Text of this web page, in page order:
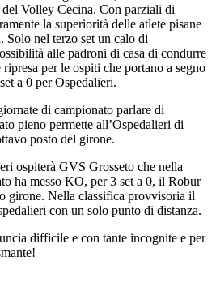
Volley Cecina. Con parziali di
la superiorità delle atlete pisane
Solo nel terzo set un calo di
alle padroni di casa di condurre
per le ospiti che portano a segno
a 0 per Ospedalieri.
di campionato parlare di
pieno permette all’Ospedalieri di
posto del girone.
ospiterà GVS Grosseto che nella
ha messo KO, per 3 set a 0, il Robur
girone. Nella classifica provvisoria il
con un solo punto di distanza.
difficile e con tante incognite e per